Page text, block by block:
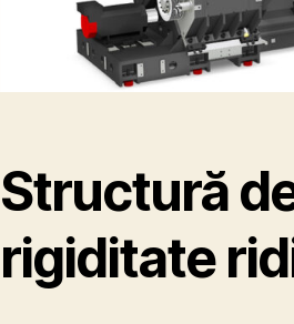
Structură
rigiditate